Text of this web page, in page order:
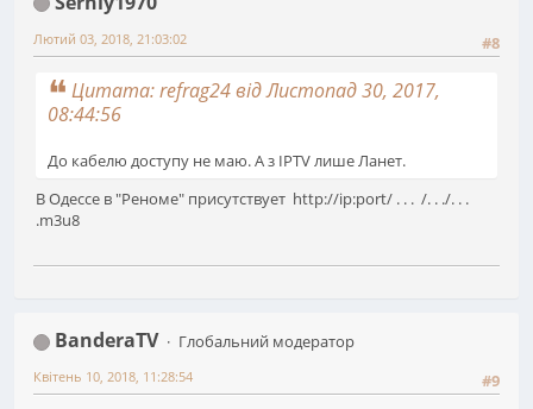
#8
Лютий 03, 2018, 21:03:02
Цитата: refrag24 від Листопад 30, 2017,
08:44:56
До кабелю доступу не маю. А з IPTV лише Ланет.
В Одессе в "Реноме" присутствует http://ip:port/ . . . /. . ./. . .
.m3u8
BanderaTV
Глобальний модератор
#9
Квітень 10, 2018, 11:28:54